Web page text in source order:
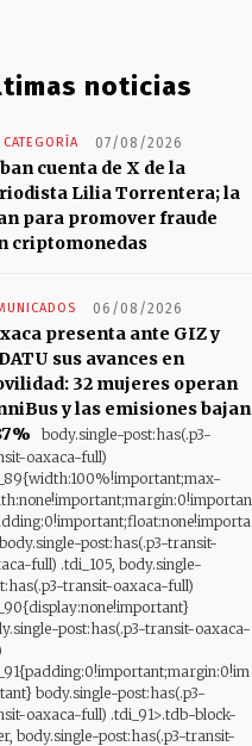
noticias
07/08/2026
cuenta de X de la
Lilia Torrentera; la
para promover fraude
criptomonedas
06/08/2026
presenta ante GIZ y
sus avances en
32 mujeres operan
y las emisiones bajan
body.single-post:has(.p3-
oaxaca-full)
post:has(.p3-transit-
full) .tdi_105, body.single-
transit-oaxaca-full)
post:has(.p3-transit-oaxaca-
body.single-post:has(.p3-
oaxaca-full) .tdi_91>.tdb-block-
body.single-post:has(.p3-transit-